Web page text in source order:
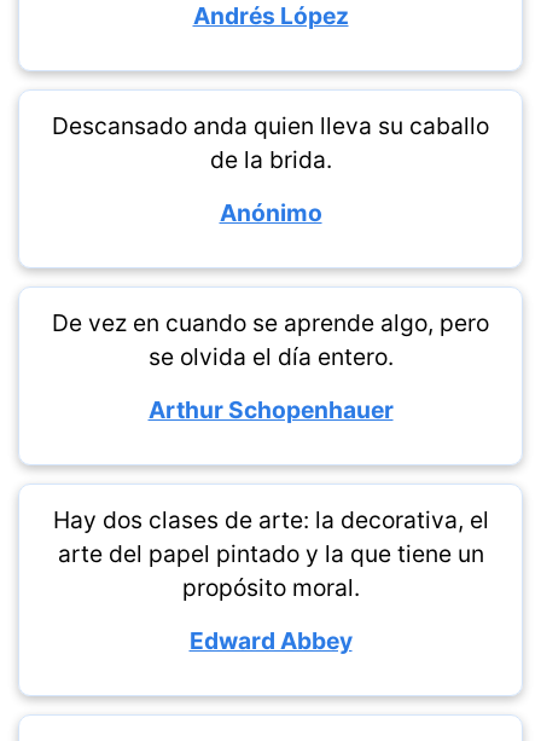
Andrés López
Descansado anda quien lleva su caballo
de la brida.
Anónimo
De vez en cuando se aprende algo, pero
se olvida el día entero.
Arthur Schopenhauer
Hay dos clases de arte: la decorativa, el
arte del papel pintado y la que tiene un
propósito moral.
Edward Abbey